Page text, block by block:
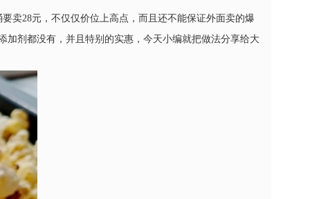
卖28元，不仅仅价位上高点，而且还不能保证外面卖的爆
剂都没有，并且特别的实惠，今天小编就把做法分享给大